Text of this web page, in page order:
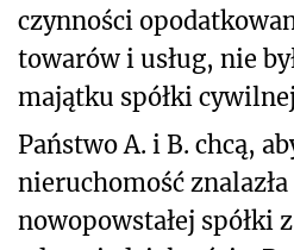
czynności
towarów i usług, nie
majątku spółki
Państwo A. i B. chcą,
nieruchomość
nowopowstałej spółki